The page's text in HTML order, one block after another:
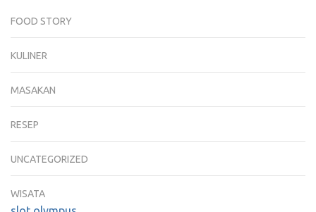
FOOD STORY
KULINER
MASAKAN
RESEP
UNCATEGORIZED
WISATA